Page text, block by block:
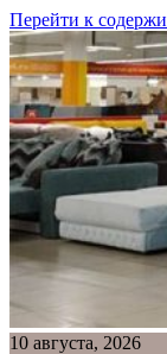
Перейти к
10 августа, 2026